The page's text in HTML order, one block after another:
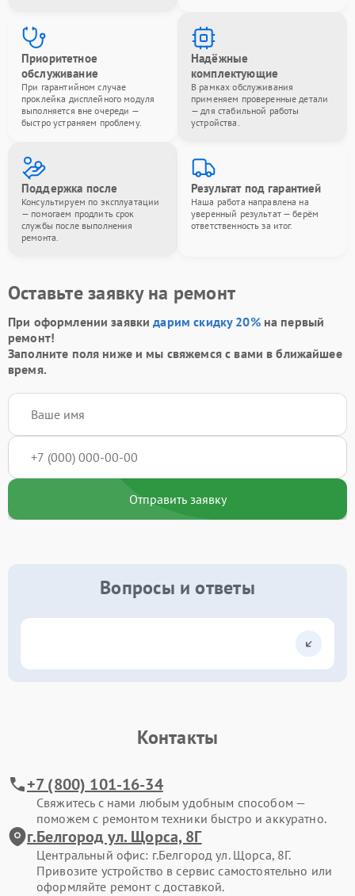
Приоритетное
обслуживание
При гарантийном случае
проклейка дисплейного модуля
выполняется вне очереди —
быстро устраняем проблему.
Надёжные
комплектующие
В рамках обслуживания
применяем проверенные детали
— для стабильной работы
устройства.
Поддержка после
Консультируем по эксплуатации
— помогаем продлить срок
службы после выполнения
ремонта.
Результат под гарантией
Наша работа направлена на
уверенный результат — берём
ответственность за итог.
Оставьте заявку на ремонт
При оформлении заявкидарим скидку 20%на первый
ремонт!
Заполните поля ниже и мы свяжемся с вами в ближайшее
время.
Отправить заявку
Вопросы и ответы
Контакты
+7 (800) 101-16-34
Свяжитесь с нами любым удобным способом —
поможем с ремонтом техники быстро и аккуратно.
г.Белгород ул. Щорса, 8Г
Центральный офис: г.Белгород ул. Щорса, 8Г.
Привозите устройство в сервис самостоятельно или
оформляйте ремонт с доставкой.